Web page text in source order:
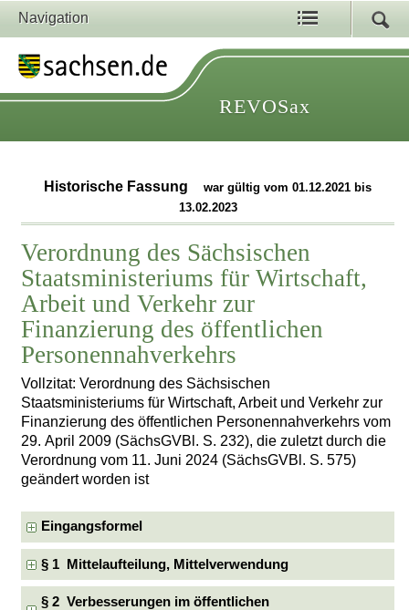
Navigation
REVOSax
Historische Fassung
war gültig vom 01.12.2021 bis
13.02.2023
Verordnung des Sächsischen
Staatsministeriums für Wirtschaft,
Arbeit und Verkehr zur
Finanzierung des öffentlichen
Personennahverkehrs
Vollzitat: Verordnung des Sächsischen
Staatsministeriums für Wirtschaft, Arbeit und Verkehr zur
Finanzierung des öffentlichen Personennahverkehrs vom
29. April 2009 (SächsGVBl. S. 232), die zuletzt durch die
Verordnung vom 11. Juni 2024 (SächsGVBl. S. 575)
geändert worden ist
Eingangsformel
§ 1 Mittelaufteilung, Mittelverwendung
§ 2 Verbesserungen im öffentlichen